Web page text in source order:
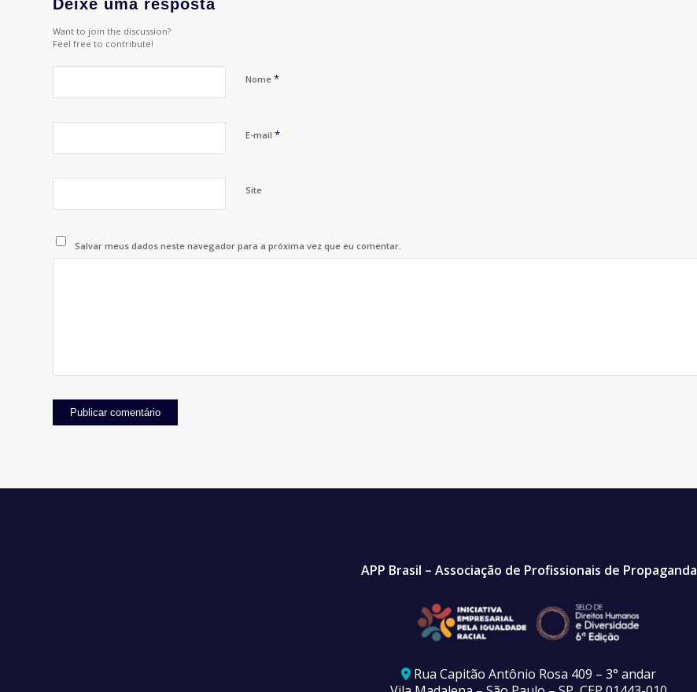
Deixe uma resposta
Want to join the discussion?
Feel free to contribute!
Nome *
E-mail *
Site
Salvar meus dados neste navegador para a próxima vez que eu comentar.
APP Brasil – Associação de Profissionais de Propaganda
Rua Capitão Antônio Rosa 409 – 3° andar